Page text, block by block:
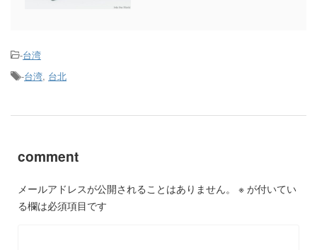
-台湾
-台湾, 台北
comment
メールアドレスが公開されることはありません。 ※ が付いてい
る欄は必須項目です